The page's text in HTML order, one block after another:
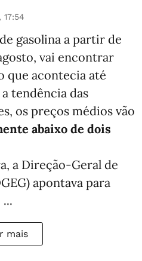
17:54
gasolina a partir de
vai encontrar
que acontecia até
tendência das
os preços médios vão
abaixo de dois
a Direção-Geral de
apontava para
mais